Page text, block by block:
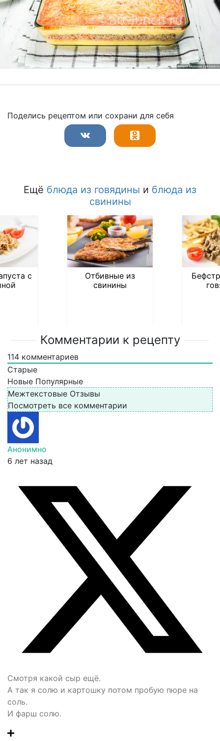
Поделись рецептом или сохрани для себя
Ещё блюда из говядины и блюда из
свинины
с
Отбивные из
свинины
Комментарии к рецепту
114 комментариев
Старые
Новые Популярные
Межтекстовые Отзывы
Посмотреть все комментарии
Анонимно
6 лет назад
Смотря какой сыр ещё.
А так я солю и картошку потом пробую пюре на
соль.
И фарш солю.